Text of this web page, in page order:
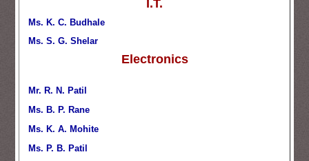
I.T.
Ms. K. C. Budhale
Ms. S. G. Shelar
Electronics
Mr. R. N. Patil
Ms. B. P. Rane
Ms. K. A. Mohite
Ms. P. B. Patil